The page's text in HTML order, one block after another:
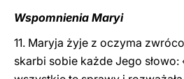
Wspomnienia Maryi
11. Maryja żyje z oczyma
skarbi sobie każde Jego słowo: